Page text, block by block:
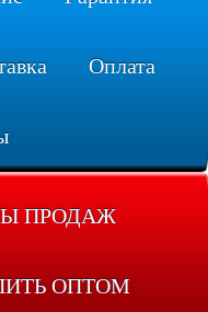
Оплата
ПРОДАЖ
ОПТОМ